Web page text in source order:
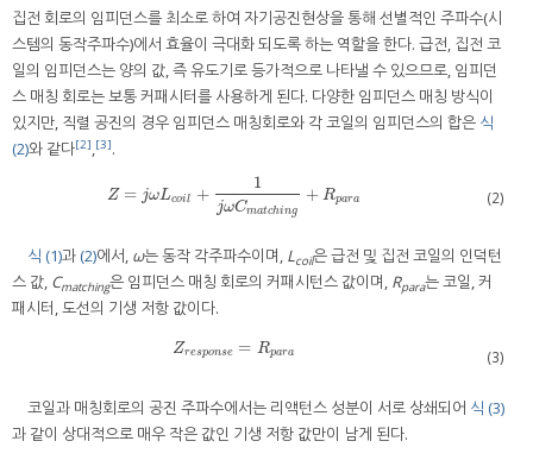
집전 회로의 임피던스를 최소로 하여 자기공진현상을 통해 선별적인 주파수(시
스템의 동작주파수)에서 효율이 극대화 되도록 하는 역할을 한다. 급전, 집전 코
일의 임피던스는 양의 값, 즉 유도기로 등가적으로 나타낼 수 있으므로, 임피던
스 매칭 회로는 보통 커패시터를 사용하게 된다. 다양한 임피던스 매칭 방식이
있지만, 직렬 공진의 경우 임피던스 매칭회로와 각 코일의 임피던스의 합은 식
(2)와 같다[2],[3].
Z = jωLcoil +
1
jωCmatching
+ Rpara
Z=jωLcoil+1j ωCmatching+Rpara (2)
식 (1)과(2)에서, ω는 동작 각주파수이며, Lcoil은 급전 및 집전 코일의 인덕턴
스 값, Cmatching은 임피던스 매칭 회로의 커패시턴스 값이며, Rpara는 코일, 커
패시터, 도선의 기생 저항 값이다.
Zresponse = Rpara
Zresponse= Rpara (3)
코일과 매칭회로의 공진 주파수에서는 리액턴스 성분이 서로 상쇄되어 식 (3)
과 같이 상대적으로 매우 작은 값인 기생 저항 값만이 남게 된다.